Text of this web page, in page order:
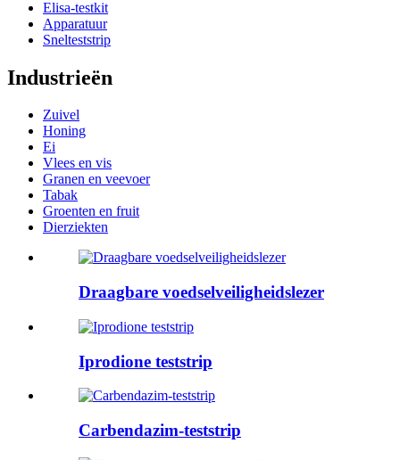
Elisa-testkit
Apparatuur
Snelteststrip
Industrieën
Zuivel
Honing
Ei
Vlees en vis
Granen en veevoer
Tabak
Groenten en fruit
Dierziekten
Draagbare voedselveiligheidslezer
Iprodione teststrip
Carbendazim-teststrip